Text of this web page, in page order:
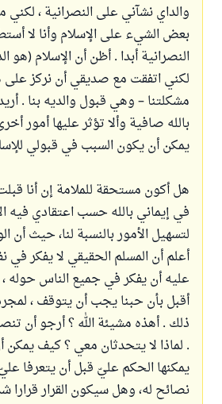
والداي نشآني على النصرانية ،
بعض الشيء على الإسلام وأنا لا
النصرانية أبدا . أظن أن الإسلام (هو
لكني اتفقت مع صديقي أن نركز على
مشكلتنا – وهي قبول والديه بنا .
بالله صافية وألا تؤثر عليها أمور
يمكن أن يكون السبب في قبولي
هل أكون مستحقة للملامة إن أنا
في إيماني بالله حسب اعتقادي فيه
لتسهيل الأمور بالنسبة لنا، حيث أن
أعلم أن المسلم الحقيقي لا يفكر
عليه أن يفكر في جميع الناس حوله
أقبل بأن حبنا يجب أن يتوقف ،
ذلك . أهذه مشيئة الله ؟ أرجو أن
. لماذا لا يتحدثان معي ؟ كيف يمكن
يمكنها الحكم عليّ قبل أن يتعرفا
نصائح له، وهل سيكون القرار قرارا